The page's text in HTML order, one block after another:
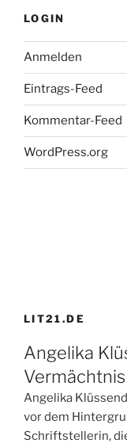
LOGIN
Anmelden
Eintrags-Feed
Kommentar-Feed
WordPress.org
LIT21.DE
Angelika
Angelika
vor dem
Schriftstellerin,